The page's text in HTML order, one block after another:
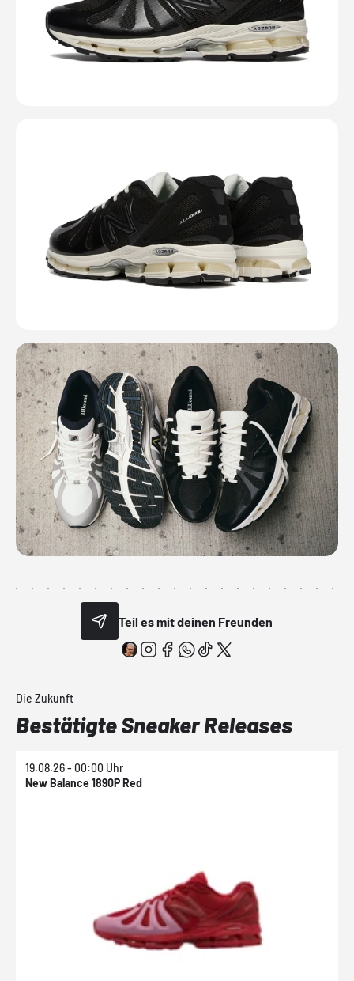
Teil es mit deinen Freunden
Die Zukunft
Bestätigte Sneaker Releases
19.08.26 - 00:00 Uhr
New Balance 1890P Red